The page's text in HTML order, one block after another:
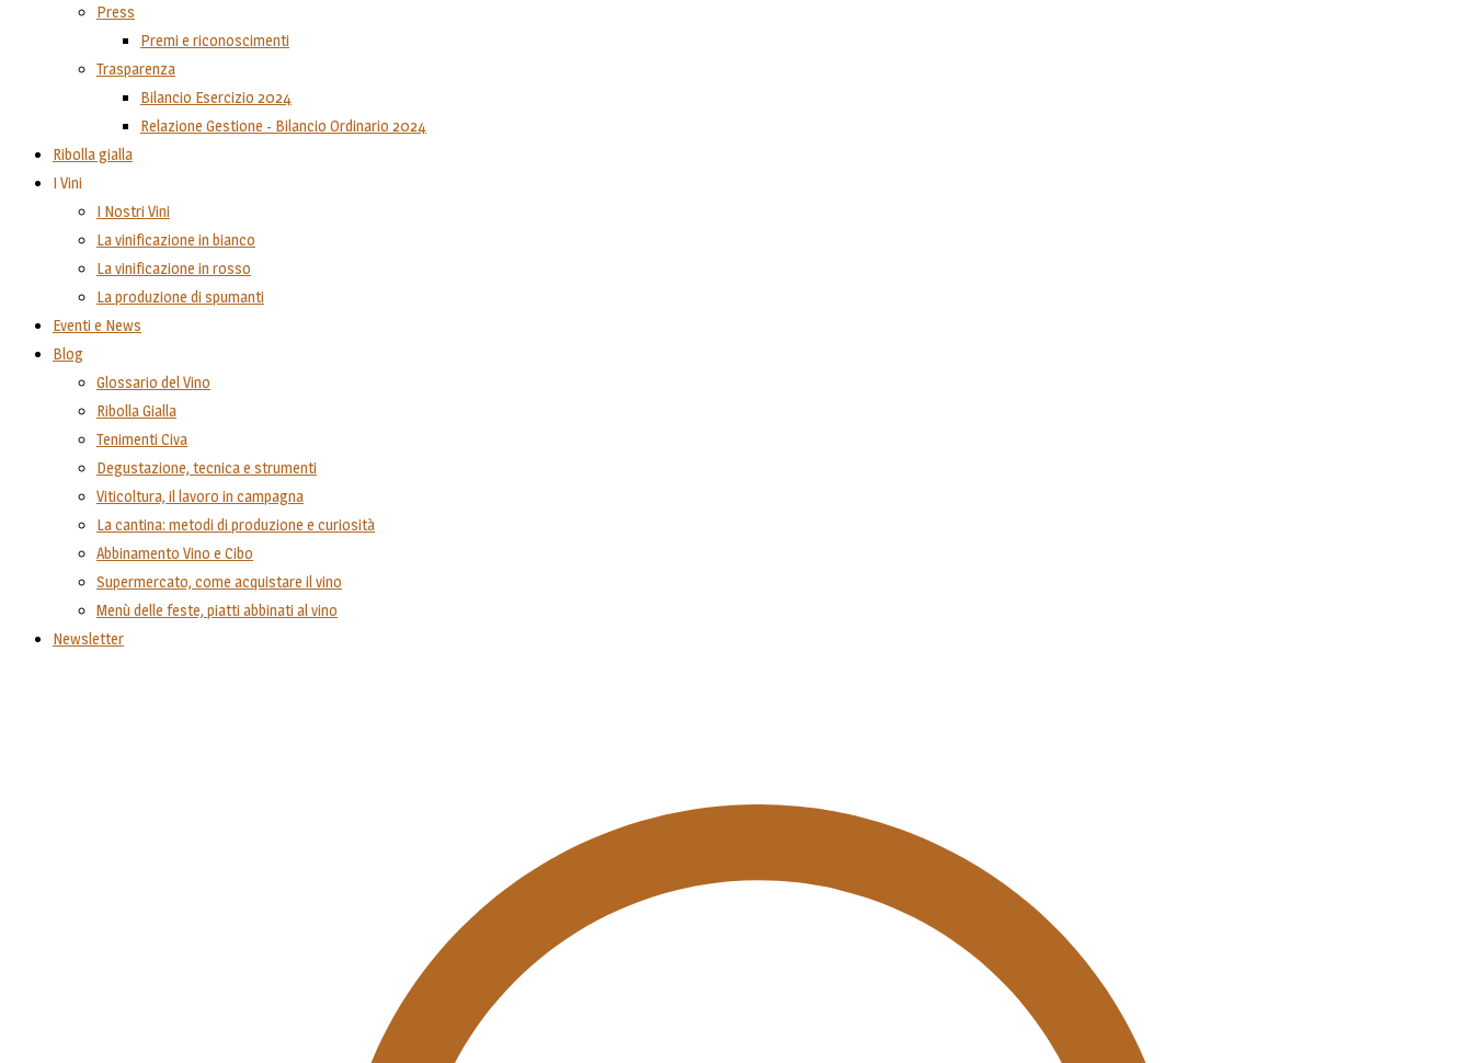
Press
Premi e riconoscimenti
Trasparenza
Bilancio Esercizio 2024
Relazione Gestione - Bilancio Ordinario 2024
Ribolla gialla
I Vini
I Nostri Vini
La vinificazione in bianco
La vinificazione in rosso
La produzione di spumanti
Eventi e News
Blog
Glossario del Vino
Ribolla Gialla
Tenimenti Civa
Degustazione, tecnica e strumenti
Viticoltura, il lavoro in campagna
La cantina: metodi di produzione e curiosità
Abbinamento Vino e Cibo
Supermercato, come acquistare il vino
Menù delle feste, piatti abbinati al vino
Newsletter